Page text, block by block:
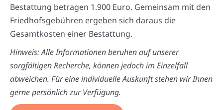
Bestattung betragen 1.900 Euro. Gemeinsam mit den
Friedhofsgebühren ergeben sich daraus die
Gesamtkosten einer Bestattung.
Hinweis: Alle Informationen beruhen auf unserer
sorgfältigen Recherche, können jedoch im Einzelfall
abweichen. Für eine individuelle Auskunft stehen wir Ihnen
gerne persönlich zur Verfügung.